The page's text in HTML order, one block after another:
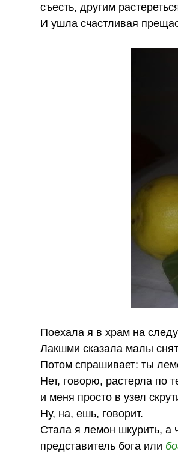
съесть, другим
И ушла счастливая
Поехала я в храм на
Лакшми сказала малы
Потом спрашивает: ты
Нет, говорю, растерла по
и меня просто в узел
Ну, на, ешь, говорит.
Стала я лемон шкурить, а
представитель бога или